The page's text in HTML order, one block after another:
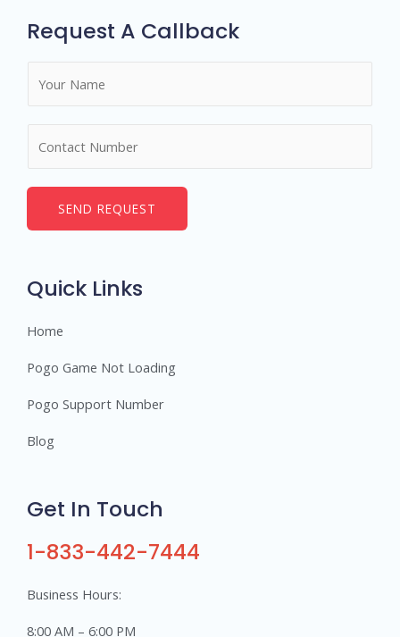
Request A Callback
*
e
SEND REQUEST
Quick Links
Home
Pogo Game Not Loading
Pogo Support Number
Blog
Get In Touch
1-833-442-7444
Business Hours:
8:00 AM – 6:00 PM